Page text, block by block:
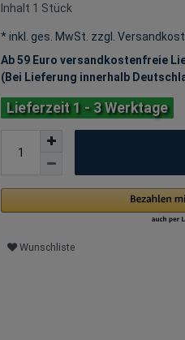
Inhalt 1 Stück
* inkl. ges. MwSt. zzgl.
Ab 59 Euro versandkostenfreie
(Bei Lieferung innerhalb
Lieferzeit 1 - 3 Werktage
Wunschliste